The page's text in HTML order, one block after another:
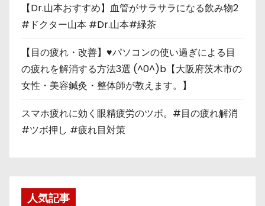
【Dr.山本おすすめ】血管がサラサラになる飲み物2
#ドクター山本 #Dr.山本#緑茶
【目の疲れ・改善】♥パソコンの使い過ぎによる目
の疲れを解消する方法3選 (^0^)b【大阪府茨木市の
女性・美容鍼灸・整体師が教えます。】
スマホ疲れに効く眼精疲労のツボ。#目の疲れ解消
#ツボ押し #疲れ目対策
人気記事